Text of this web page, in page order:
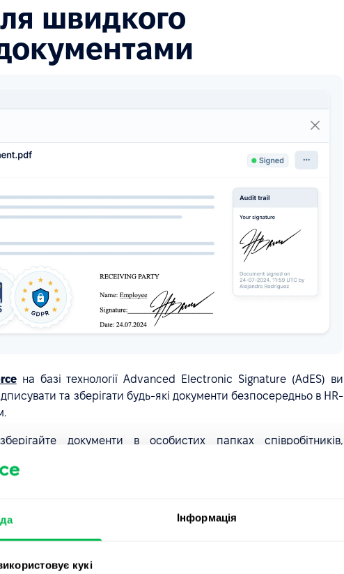
Інформація
кукі
швидкого
на базі технології Advanced Electronic Signature (AdES) ви
та зберігати будь-які документи безпосередньо в HR-
документи в особистих папках співробітників,
рішення для контрактів, HR-документів, фінансових
державних бланків та освітніх записів тощо.
зручного керування